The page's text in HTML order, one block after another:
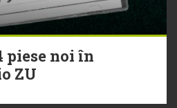
piese noi în
ZU